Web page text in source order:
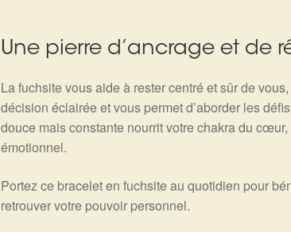
Une pierre d’ancrage et de
La fuchsite vous aide à rester centré et sûr de
décision éclairée et vous permet d’aborder les
douce mais constante nourrit votre chakra du
émotionnel.
Portez ce bracelet en fuchsite au quotidien pour
retrouver votre pouvoir personnel.